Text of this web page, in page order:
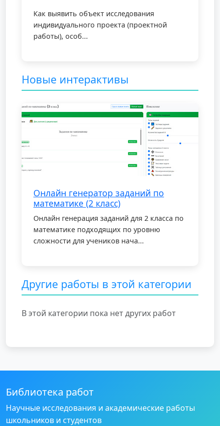
Как выявить объект исследования
индивидуального проекта (проектной
работы), особ...
Новые интерактивы
Онлайн генератор заданий по
математике (2 класс)
Онлайн генерация заданий для 2 класса по
математике подходящих по уровню
сложности для учеников нача...
Другие работы в этой категории
В этой категории пока нет других работ
Библиотека работ
Научные исследования и академические работы
школьников и студентов